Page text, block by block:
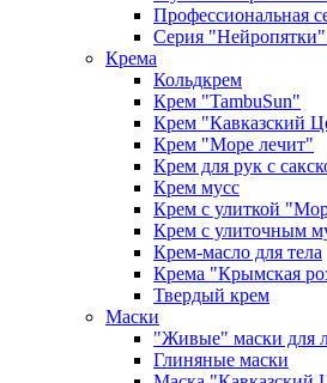
Профессиональная
Серия
Крема
Кольдкрем
Крем "TambuSun"
Крем "Кавказский
Крем "Море лечит"
Крем для рук с
Крем мусс
Крем с улиткой
Крем с улиточным
Крем-масло для тела
Крема "Крымская
Твердый крем
Маски
"Живые" маски для
Глиняные маски